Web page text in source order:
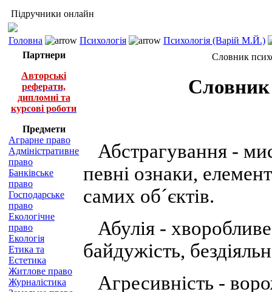
Підручники онлайн
Головна Психологія
Психологія (Варій М.Й.)
Партнери
Авторські
реферати,
дипломні та
курсові роботи
Предмети
Аграрне право
Адміністративне
право
Банківське
право
Господарське
право
Екологічне
право
Екологія
Етика та
Естетика
Житлове право
Журналістика
Словник
Словник
Абстрагування -
певні ознаки,
самих об´єктів.
Абулія -
байдужість,
Агресивність -